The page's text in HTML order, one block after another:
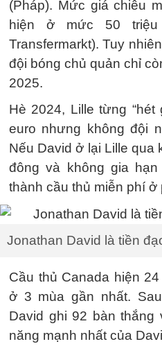
(Pháp). Mức giá chiêu
hiện ở mức 50
Transfermarkt). Tuy
đội bóng chủ quản chỉ
2025.
Hè 2024, Lille từng “hét
euro nhưng không đội
Nếu David ở lại Lille
đông và không gia
thành cầu thủ miễn phí
Jonathan David là tiền
Cầu thủ Canada hiện
ở 3 mùa gần nhất.
David ghi 92 bàn
năng mạnh nhất của